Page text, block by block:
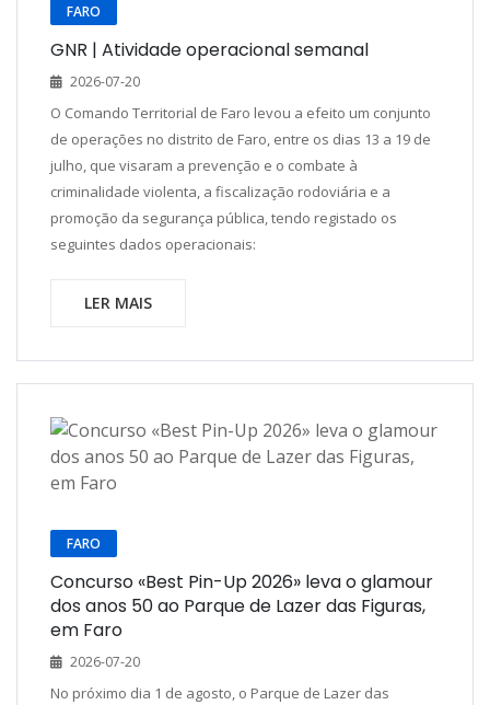
FARO
GNR | Atividade operacional semanal
2026-07-20
O Comando Territorial de Faro levou a efeito um conjunto
de operações no distrito de Faro, entre os dias 13 a 19 de
julho, que visaram a prevenção e o combate à
criminalidade violenta, a fiscalização rodoviária e a
promoção da segurança pública, tendo registado os
seguintes dados operacionais:
LER MAIS
FARO
Concurso «Best Pin-Up 2026» leva o glamour
dos anos 50 ao Parque de Lazer das Figuras,
em Faro
2026-07-20
No próximo dia 1 de agosto, o Parque de Lazer das